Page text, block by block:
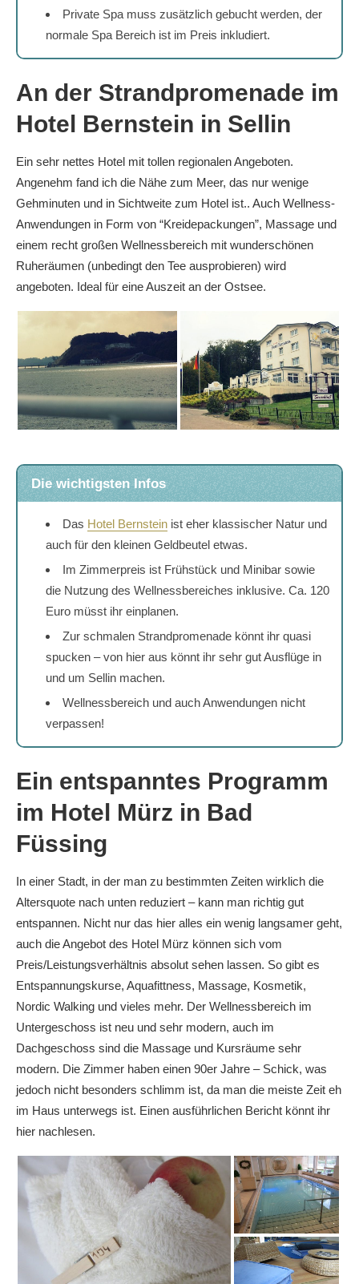
Private Spa muss zusätzlich gebucht werden, der
normale Spa Bereich ist im Preis inkludiert.
An der Strandpromenade im
Hotel Bernstein in Sellin
Ein sehr nettes Hotel mit tollen regionalen Angeboten.
Angenehm fand ich die Nähe zum Meer, das nur wenige
Gehminuten und in Sichtweite zum Hotel ist.. Auch Wellness-
Anwendungen in Form von “Kreidepackungen”, Massage und
einem recht großen Wellnessbereich mit wunderschönen
Ruheräumen (unbedingt den Tee ausprobieren) wird
angeboten. Ideal für eine Auszeit an der Ostsee.
Die wichtigsten Infos
Das Hotel Bernstein ist eher klassischer Natur und
auch für den kleinen Geldbeutel etwas.
Im Zimmerpreis ist Frühstück und Minibar sowie
die Nutzung des Wellnessbereiches inklusive. Ca. 120
Euro müsst ihr einplanen.
Zur schmalen Strandpromenade könnt ihr quasi
spucken – von hier aus könnt ihr sehr gut Ausflüge in
und um Sellin machen.
Wellnessbereich und auch Anwendungen nicht
verpassen!
Ein entspanntes Programm
im Hotel Mürz in Bad
Füssing
In einer Stadt, in der man zu bestimmten Zeiten wirklich die
Altersquote nach unten reduziert – kann man richtig gut
entspannen. Nicht nur das hier alles ein wenig langsamer geht,
auch die Angebot des Hotel Mürz können sich vom
Preis/Leistungsverhältnis absolut sehen lassen. So gibt es
Entspannungskurse, Aquafittness, Massage, Kosmetik,
Nordic Walking und vieles mehr. Der Wellnessbereich im
Untergeschoss ist neu und sehr modern, auch im
Dachgeschoss sind die Massage und Kursräume sehr
modern. Die Zimmer haben einen 90er Jahre – Schick, was
jedoch nicht besonders schlimm ist, da man die meiste Zeit eh
im Haus unterwegs ist. Einen ausführlichen Bericht könnt ihr
hier nachlesen.